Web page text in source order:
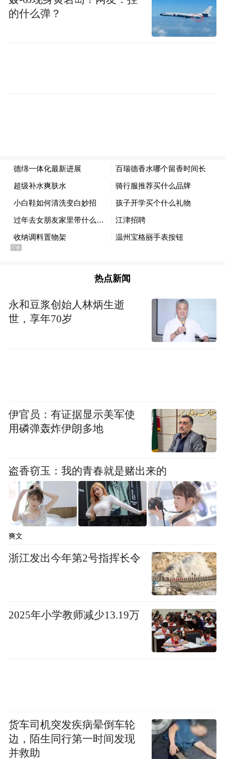
的什么弹？
热点新闻
永和豆浆创始人林炳生逝
世，享年70岁
伊官员：有证据显示美军使
用磷弹轰炸伊朗多地
盗香窃玉：我的青春就是赌出来的
爽文
浙江发出今年第2号指挥长令
2025年小学教师减少13.19万
货车司机突发疾病晕倒车轮
边，陌生同行第一时间发现
并救助